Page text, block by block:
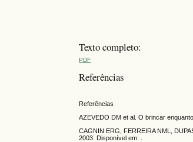
Texto completo:
PDF
Referências
Referências
AZEVEDO DM et al. O brincar
CAGNIN ERG, FERREIRA NML,
2003. Disponível em: .